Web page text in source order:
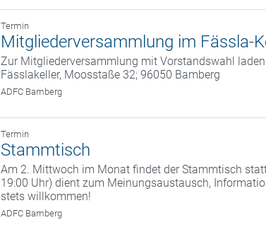
Termin
Mitgliederversammlung im Fässla-
Zur Mitgliederversammlung mit Vorstandswahl
Fässlakeller, Moosstaße 32; 96050 Bamberg
ADFC Bamberg
Termin
Stammtisch
Am 2. Mittwoch im Monat findet der Stammtisch
19:00 Uhr) dient zum Meinungsaustausch,
stets willkommen!
ADFC Bamberg